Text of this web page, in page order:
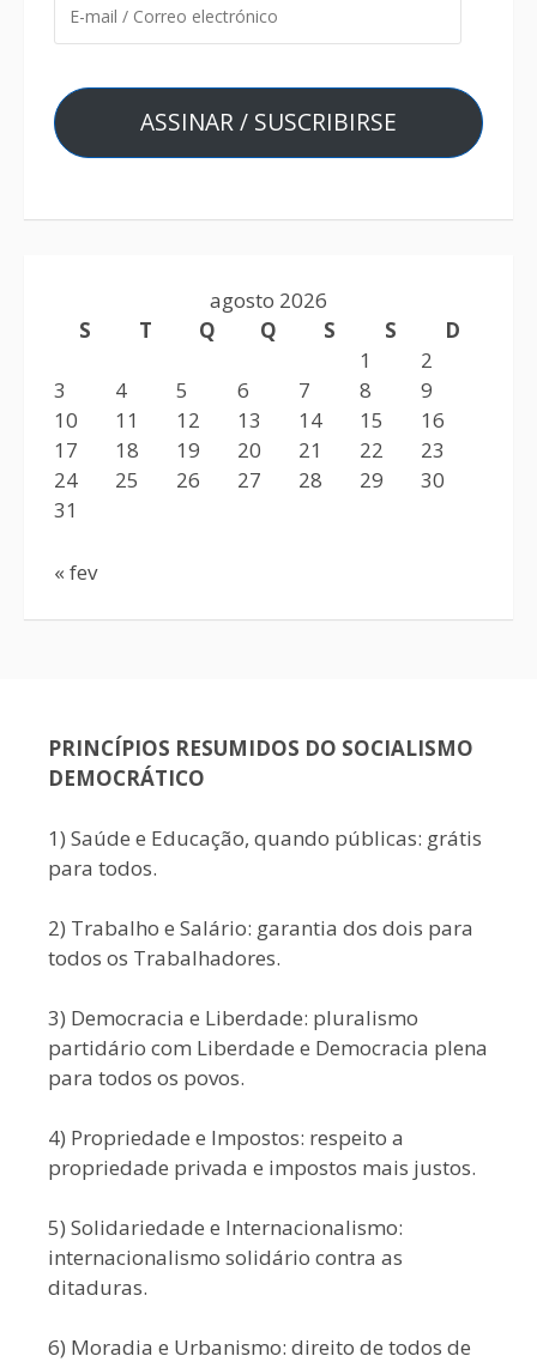
ASSINAR / SUSCRIBIRSE
agosto 2026
S
T Q Q S S
D
1
2
3
4 5 6 7 8
9
10
11 12 13 14 15
16
17
18 19 20 21 22
23
24
25 26 27 28 29
30
31
« fev
PRINCÍPIOS RESUMIDOS DO SOCIALISMO
DEMOCRÁTICO
1) Saúde e Educação, quando públicas: grátis
para todos.
2) Trabalho e Salário: garantia dos dois para
todos os Trabalhadores.
3) Democracia e Liberdade: pluralismo
partidário com Liberdade e Democracia plena
para todos os povos.
4) Propriedade e Impostos: respeito a
propriedade privada e impostos mais justos.
5) Solidariedade e Internacionalismo:
internacionalismo solidário contra as
ditaduras.
6) Moradia e Urbanismo: direito de todos de